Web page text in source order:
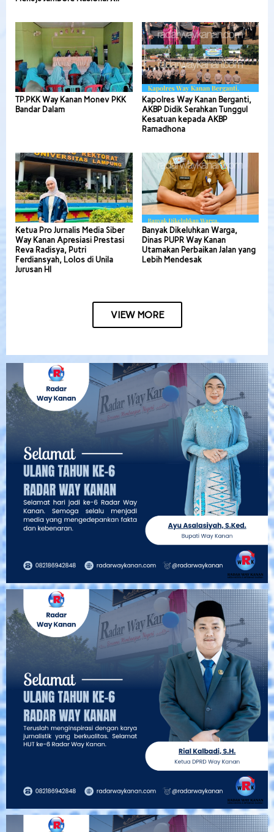
TP.PKK Way Kanan Monev PKK
Bandar Dalam
Kapolres Way Kanan Berganti,
AKBP Didik Serahkan Tunggul
Kesatuan kepada AKBP
Ramadhona
Ketua Pro Jurnalis Media Siber
Way Kanan Apresiasi Prestasi
Reva Radisya, Putri
Ferdiansyah, Lolos di Unila
Jurusan HI
Banyak Dikeluhkan Warga,
Dinas PUPR Way Kanan
Utamakan Perbaikan Jalan yang
Lebih Mendesak
VIEW MORE